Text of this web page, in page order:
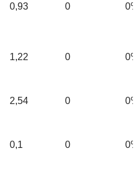
0,93 0 0%
1,22 0 0%
2,54 0 0%
0,1 0 0%